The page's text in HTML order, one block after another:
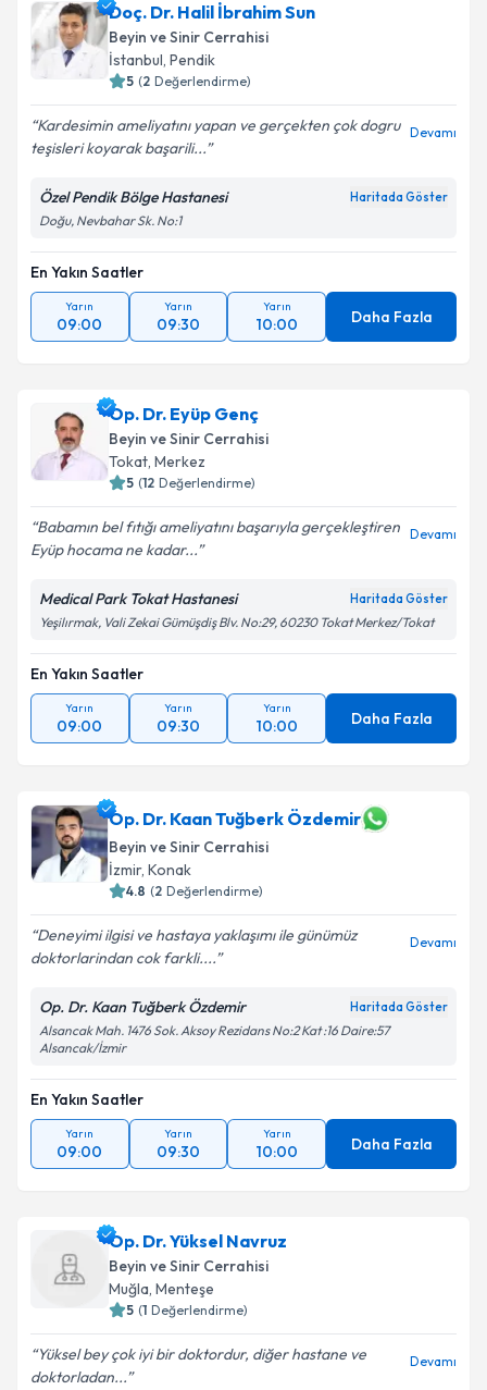
Doç. Dr. Halil İbrahim Sun
Beyin ve Sinir Cerrahisi
İstanbul, Pendik
5 (2 Değerlendirme)
Kardesimin ameliyatını yapan ve gerçekten çok dogru
teşisleri koyarak başarili...
Devamı
Özel Pendik Bölge Hastanesi Haritada Göster
Doğu, Nevbahar Sk. No:1
En Yakın Saatler
Yarın
09:00
Yarın
09:30
Yarın
10:00 Daha Fazla
Op. Dr. Eyüp Genç
Beyin ve Sinir Cerrahisi
Tokat, Merkez
5 (12 Değerlendirme)
Babamın bel fıtığı ameliyatını başarıyla gerçekleştiren
Eyüp hocama ne kadar...
Devamı
Medical Park Tokat Hastanesi Haritada Göster
Yeşilırmak, Vali Zekai Gümüşdiş Blv. No:29, 60230 Tokat Merkez/Tokat
En Yakın Saatler
Yarın
09:00
Yarın
09:30
Yarın
10:00 Daha Fazla
Op. Dr. Kaan Tuğberk Özdemir
Beyin ve Sinir Cerrahisi
İzmir, Konak
4.8 (2 Değerlendirme)
Deneyimi ilgisi ve hastaya yaklaşımı ile günümüz
doktorlarindan cok farkli....
Devamı
Op. Dr. Kaan Tuğberk Özdemir Haritada Göster
Alsancak Mah. 1476 Sok. Aksoy Rezidans No:2 Kat :16 Daire:57
Alsancak/İzmir
En Yakın Saatler
Yarın
09:00
Yarın
09:30
Yarın
10:00 Daha Fazla
Op. Dr. Yüksel Navruz
Beyin ve Sinir Cerrahisi
Muğla, Menteşe
5 (1 Değerlendirme)
Yüksel bey çok iyi bir doktordur, diğer hastane ve
doktorladan...
Devamı